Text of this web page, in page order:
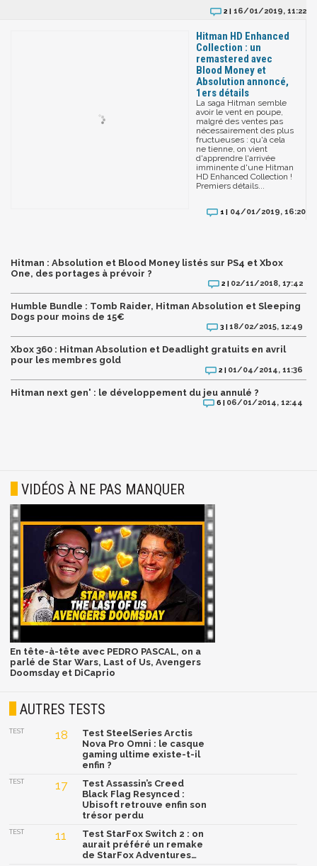
2 | 16/01/2019, 11:22
Hitman HD Enhanced
Collection : un
remastered avec
Blood Money et
Absolution annoncé,
1ers détails
La saga Hitman semble
avoir le vent en poupe,
malgré des ventes pas
nécessairement des plus
fructueuses : qu'à cela
ne tienne, on vient
d'apprendre l'arrivée
imminente d'une Hitman
HD Enhanced Collection !
Premiers détails...
1 | 04/01/2019, 16:20
Hitman : Absolution et Blood Money listés sur PS4 et Xbox
One, des portages à prévoir ?
2 | 02/11/2018, 17:42
Humble Bundle : Tomb Raider, Hitman Absolution et Sleeping
Dogs pour moins de 15€
3 |18/02/2015, 12:49
Xbox 360 : Hitman Absolution et Deadlight gratuits en avril
pour les membres gold
2 | 01/04/2014, 11:36
Hitman next gen' : le développement du jeu annulé ?
6 | 06/01/2014, 12:44
VIDÉOS À NE PAS MANQUER
En tête-à-tête avec PEDRO PASCAL, on a
parlé de Star Wars, Last of Us, Avengers
Doomsday et DiCaprio
AUTRES TESTS
TEST 18
Test SteelSeries Arctis
Nova Pro Omni : le casque
gaming ultime existe-t-il
enfin ?
TEST 17
Test Assassin’s Creed
Black Flag Resynced :
Ubisoft retrouve enfin son
trésor perdu
TEST 11
Test StarFox Switch 2 : on
aurait préféré un remake
de StarFox Adventures…